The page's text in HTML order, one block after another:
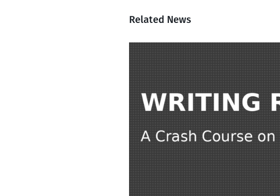
Related News